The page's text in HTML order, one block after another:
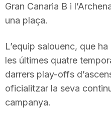
Gran Canaria B i
una plaça.
L’equip salouenc, que
les últimes quatre
darrers play-offs
oficialitzar la seva
campanya.